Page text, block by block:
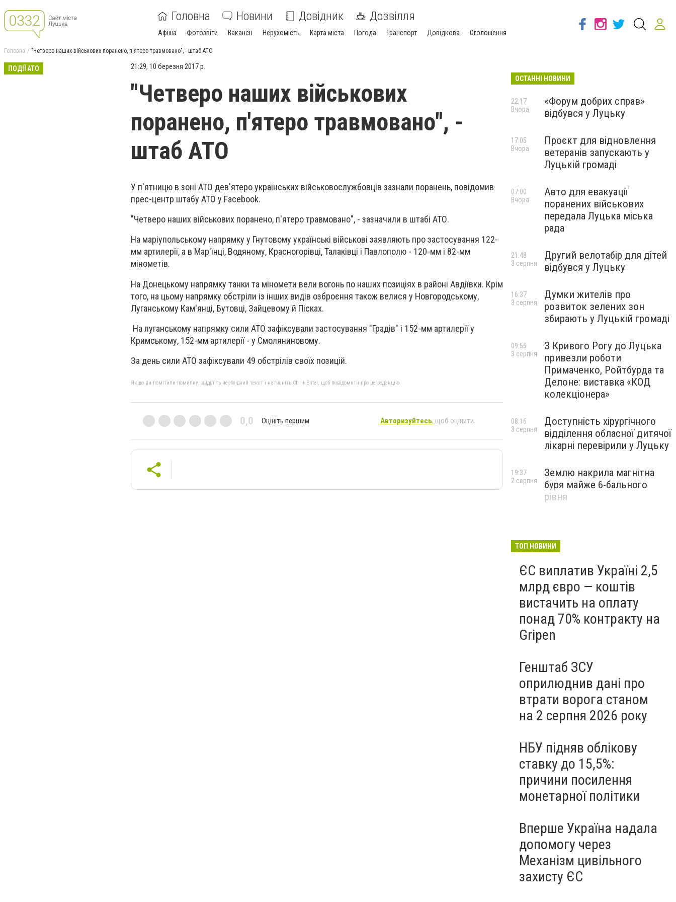
Головна Новини Довідник Дозвілля
Афіша Фотозвіти Вакансії Нерухомість Карта міста Погода Транспорт Довідкова Оголошення
Головна ‎"Четверо наших військових поранено, п'ятеро травмовано", - штаб АТО
ПОДІЇ АТО 21:29, 10 березня 2017 р.
‎"Четверо наших військових
поранено, п'ятеро травмовано", -
штаб АТО
У п'ятницю в зоні АТО дев'ятеро українських військовослужбовців зазнали поранень, ‎повідомив
прес-центр штабу АТО у Facebook.‎
‎"Четверо наших військових поранено, п'ятеро травмовано", - зазначили в штабі АТО.‎
На маріупольському напрямку у ‎Гнутовому українські військові заявляють про застосування 122-
мм артилерії, а в Мар'їнці, ‎Водяному, Красногорівці, Талаківці і Павлополю - 120-мм і 82-мм
мінометів.‎
На Донецькому напрямку танки та міномети вели вогонь по наших позиціях в районі Авдіївки. Крім
того, на цьому напрямку обстріли із інших видів озброєння ‎також велися у Новгородському,
Луганському Кам'янці, Бутовці, Зайцевому й Пісках.‎
‎ На луганському напрямку сили АТО зафіксували застосування "Градів" і 152-мм артилерії ‎у
Кримському, 152-мм артилерії - у Смоляниновому.‎
За день сили АТО зафіксували 49 обстрілів своїх позицій.
Якщо ви помітили помилку, виділіть необхідний текст і натисніть Ctrl + Enter, щоб повідомити про це редакцію
0,0 Оцініть першим Авторизуйтесь, щоб оцінити
ОСТАННІ НОВИНИ
«Форум добрих справ»
відбувся у Луцьку
22:17
Вчора
Проєкт для відновлення
ветеранів запускають у
Луцькій громаді
17:05
Вчора
Авто для евакуації
поранених військових
передала Луцька міська
рада
07:00
Вчора
Другий велотабір для дітей
відбувся у Луцьку
21:48
3 серпня
Думки жителів про
розвиток зелених зон
збирають у Луцькій громаді
16:37
3 серпня
З Кривого Рогу до Луцька
привезли роботи
Примаченко, Ройтбурда та
Делоне: виставка «КОД
колекціонера»
09:55
3 серпня
Доступність хірургічного
відділення обласної дитячої
лікарні перевірили у Луцьку
08:16
3 серпня
Землю накрила магнітна
буря майже 6-бального
рівня
19:37
2 серпня
ТОП НОВИНИ
ЄС виплатив Україні 2,5
млрд євро — коштів
вистачить на оплату
понад 70% контракту на
Gripen
Генштаб ЗСУ
оприлюднив дані про
втрати ворога станом
на 2 серпня 2026 року
НБУ підняв облікову
ставку до 15,5%:
причини посилення
монетарної політики
Вперше Україна надала
допомогу через
Механізм цивільного
захисту ЄС